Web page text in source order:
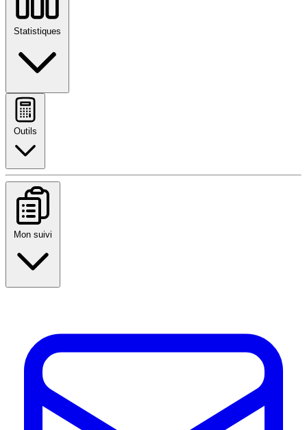
Statistiques
Outils
Mon suivi